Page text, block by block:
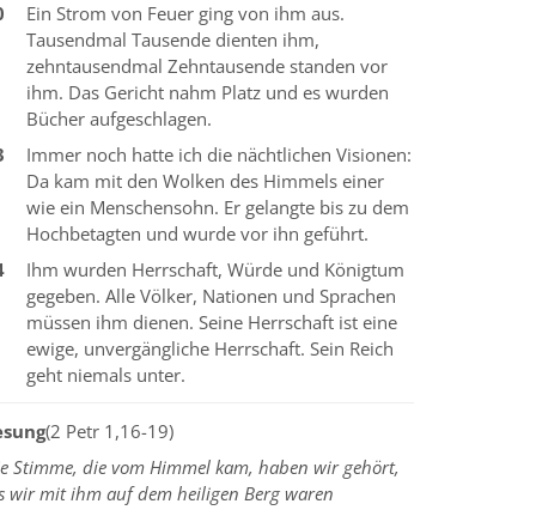
Ein Strom von Feuer ging von ihm aus.
Tausendmal Tausende dienten ihm,
zehntausendmal Zehntausende standen vor
ihm. Das Gericht nahm Platz und es wurden
Bücher aufgeschlagen.
Immer noch hatte ich die nächtlichen Visionen:
Da kam mit den Wolken des Himmels einer
wie ein Menschensohn. Er gelangte bis zu dem
Hochbetagten und wurde vor ihn geführt.
Ihm wurden Herrschaft, Würde und Königtum
gegeben. Alle Völker, Nationen und Sprachen
müssen ihm dienen. Seine Herrschaft ist eine
ewige, unvergängliche Herrschaft. Sein Reich
geht niemals unter.
(2 Petr 1,16-19)
Stimme, die vom Himmel kam, haben wir gehört,
wir mit ihm auf dem heiligen Berg waren